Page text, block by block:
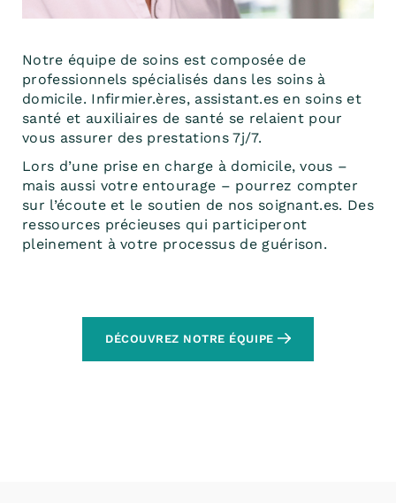
Notre équipe de soins est composée de
professionnels spécialisés dans les soins à
domicile. Infirmier.ères, assistant.es en soins et
santé et auxiliaires de santé se relaient pour
vous assurer des prestations 7j/7.
Lors d’une prise en charge à domicile, vous –
mais aussi votre entourage – pourrez compter
sur l’écoute et le soutien de nos soignant.es. Des
ressources précieuses qui participeront
pleinement à votre processus de guérison.
DÉCOUVREZ NOTRE ÉQUIPE